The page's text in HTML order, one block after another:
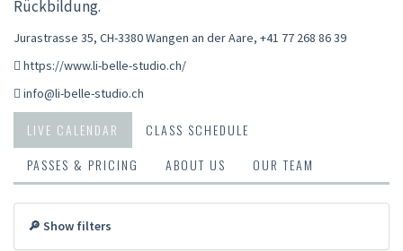
Rückbildung.
Jurastrasse 35, CH-3380 Wangen an der Aare, +41 77 268 86 39
https://www.li-belle-studio.ch/
info@li-belle-studio.ch
LIVE CALENDAR
CLASS SCHEDULE
PASSES & PRICING
ABOUT US OUR TEAM
🔎 Show filters